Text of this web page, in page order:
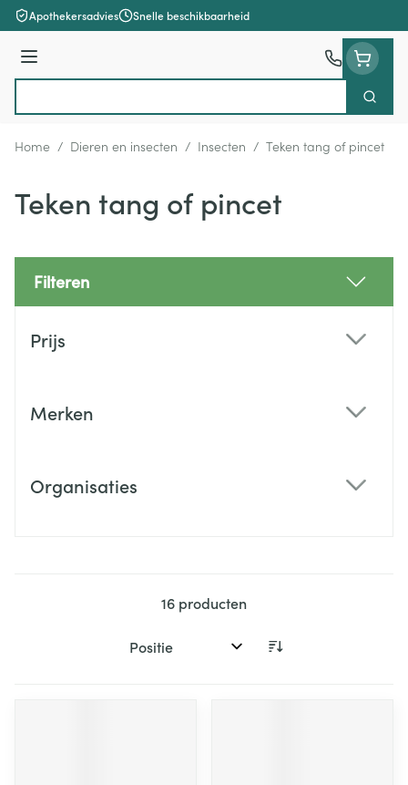
Ga naar de inhoud
Apothekersadvies Snelle beschikbaarheid
Menu
Zoek
Home / Dieren en insecten / Insecten / Teken tang of pincet
Teken tang of pincet
Filteren
Prijs
Merken
Organisaties
16 producten
Sorteer op: